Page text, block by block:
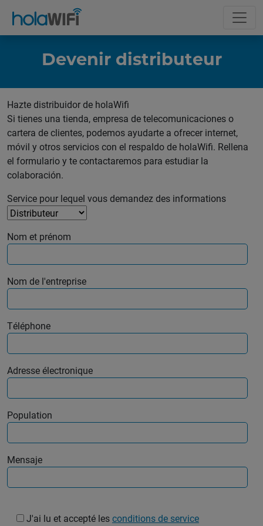
Devenir distributeur
Hazte distribuidor de holaWifi
Si tienes una tienda, empresa de telecomunicaciones o
cartera de clientes, podemos ayudarte a ofrecer internet,
móvil y otros servicios con el respaldo de holaWifi. Rellena
el formulario y te contactaremos para estudiar la
colaboración.
Service pour lequel vous demandez des informations
Nom et prénom
Nom de l'entreprise
Téléphone
Adresse électronique
Population
Mensaje
J'ai lu et accepté lesconditions de service